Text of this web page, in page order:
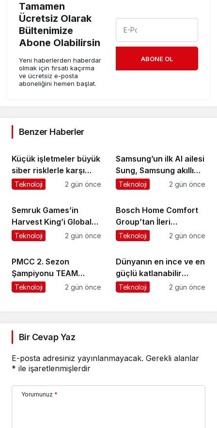
Tamamen
Ücretsiz Olarak
Bültenimize
Abone Olabilirsin
Yeni haberlerden haberdar
olmak için fırsatı kaçırma
ve ücretsiz e-posta
aboneliğini hemen başlat.
ABONE OL
Benzer Haberler
Küçük işletmeler büyük
siber risklerle karşı
karşıya
Teknoloji 2 gün önce
Samsung’un ilk AI ailesi
Sung, Samsung akıllı
yaşam deneyimini
Teknoloji 2 gün önce
Semruk Games’in
Harvest King’i Global
Pazarda Oyuncularla
Teknoloji 2 gün önce
Bosch Home Comfort
Group’tan İleri
Teknoloji Hava
Teknoloji 2 gün önce
PMCC 2. Sezon
Şampiyonu TEAM
GOAT Oldu
Teknoloji 2 gün önce
Dünyanın en ince ve en
güçlü katlanabilir
amiral gemisi HONOR
Teknoloji 2 gün önce
Bir Cevap Yaz
E-posta adresiniz yayınlanmayacak. Gerekli alanlar
* ile işaretlenmişlerdir
Yorumunuz *